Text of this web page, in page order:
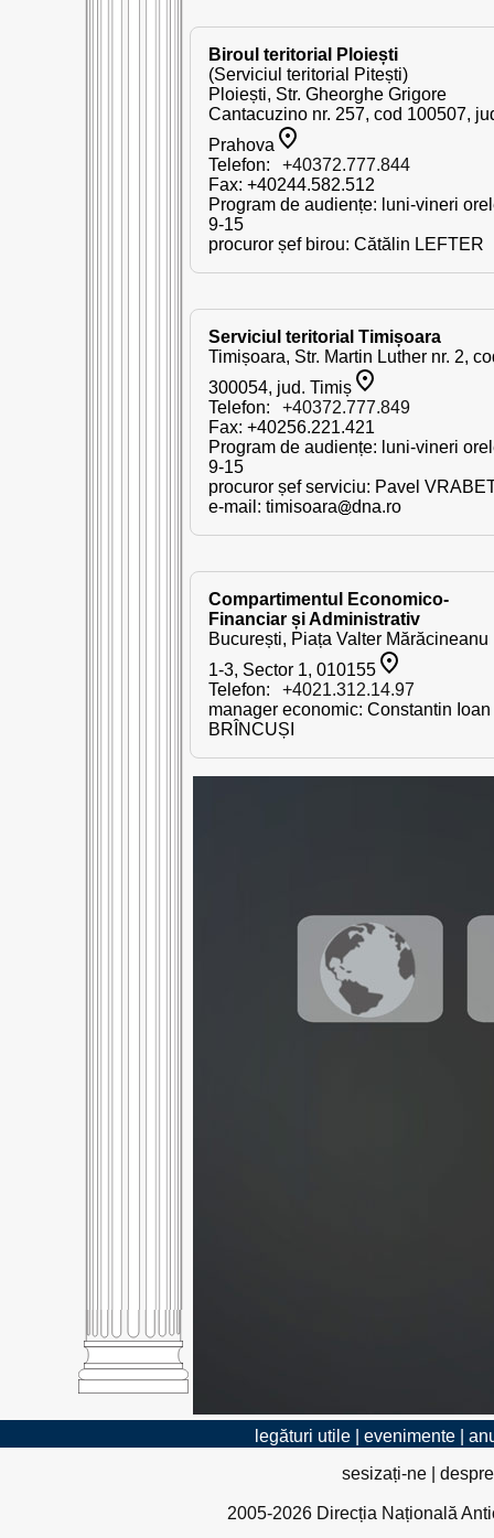
Biroul teritorial Ploiești
(Serviciul teritorial Pitești)
Ploiești, Str. Gheorghe Grigore
Cantacuzino nr. 257, cod 100507,
Prahova
Telefon:
+40372.777.844
Fax: +40244.582.512
Program de audiențe: luni-vineri
9-15
procuror șef birou: Cătălin LEFTER
Serviciul teritorial Timișoara
Timișoara, Str. Martin Luther nr. 2,
300054, jud. Timiș
Telefon:
+40372.777.849
Fax: +40256.221.421
Program de audiențe: luni-vineri
9-15
procuror șef serviciu: Pavel
e-mail: timisoara dna.ro
Compartimentul Economico-
Financiar și Administrativ
București, Piața Valter Mărăcineanu
1-3, Sector 1, 010155
Telefon:
+4021.312.14.97
manager economic: Constantin Ioan
BRÎNCUȘI
legături utile| evenimente|
sesizați-ne|
2005-2026 Direcția Națională